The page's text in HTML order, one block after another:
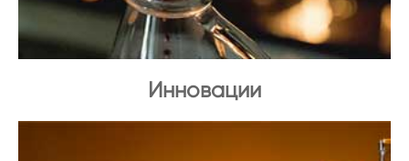
Инновации